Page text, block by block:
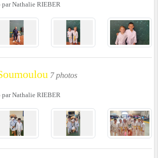
parNathalie RIEBER
7 photos
parNathalie RIEBER